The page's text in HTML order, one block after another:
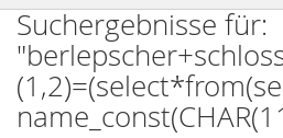
Suchergebnisse für: